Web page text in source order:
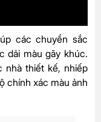
các chuyển sắc
dải màu gãy khúc.
thiết kế, nhiếp
chính xác màu ảnh